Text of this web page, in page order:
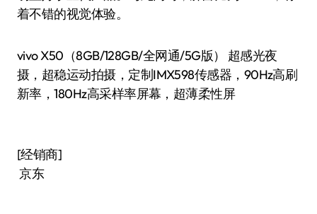
着不错的视觉体验。
vivo X50（8GB/128GB/全网通/5G版） 超感光夜
摄，超稳运动拍摄，定制IMX598传感器，90Hz高刷
新率，180Hz高采样率屏幕，超薄柔性屏
[经销商]
京东